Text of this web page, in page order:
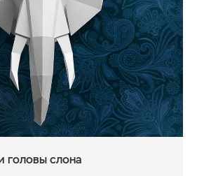
головы слона